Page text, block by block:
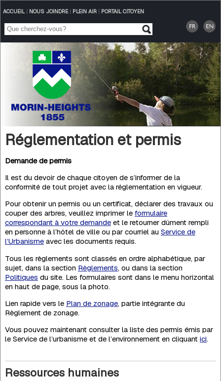
ACCUEIL| NOUS JOINDRE| PLEIN AIR| PORTAIL CITOYEN
Réglementation et permis
Demande de permis
Il est du devoir de chaque citoyen de s’informer de la
conformité de tout projet avec la réglementation en vigueur.
Pour obtenir un permis ou un certificat, déclarer des travaux ou
couper des arbres, veuillez imprimer le formulaire
correspondant à votre demandeet le retourner dûment rempli
en personne à l’hôtel de ville ou par courriel au Service de
l’Urbanismeavec les documents requis.
Tous les règlements sont classés en ordre alphabétique, par
sujet, dans la section Règlements, ou dans la section
Politiques du site. Les formulaires sont dans le menu horizontal
en haut de page, sous la photo.
Lien rapide vers le Plan de zonage, partie intégrante du
Règlement de zonage.
Vous pouvez maintenant consulter la liste des permis émis par
le Service de l’urbanisme et de l’environnement en cliquant ici.
Ressources humaines